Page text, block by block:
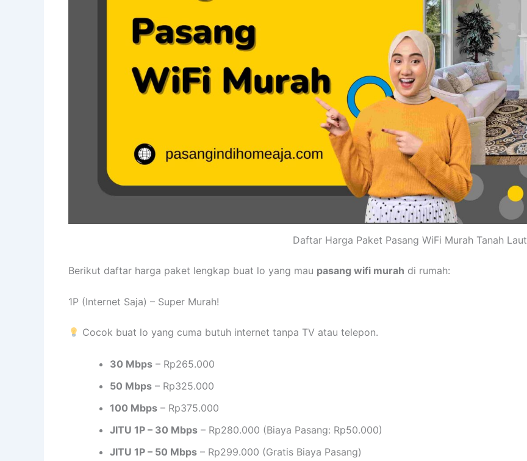
Daftar Harga Paket Pasang WiFi Murah Tanah Laut
Berikut daftar harga paket lengkap buat lo yang mau pasang wifi murah di rumah:
1P (Internet Saja) – Super Murah!
Cocok buat lo yang cuma butuh internet tanpa TV atau telepon.
30 Mbps – Rp265.000
50 Mbps – Rp325.000
100 Mbps – Rp375.000
JITU 1P – 30 Mbps – Rp280.000 (Biaya Pasang: Rp50.000)
JITU 1P – 50 Mbps – Rp299.000 (Gratis Biaya Pasang)